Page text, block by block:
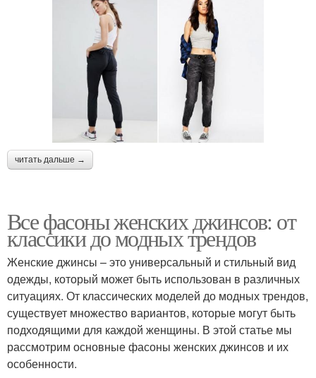
читать дальше →
Все фасоны женских джинсов: от
классики до модных трендов
Женские джинсы – это универсальный и стильный вид
одежды, который может быть использован в различных
ситуациях. От классических моделей до модных трендов,
существует множество вариантов, которые могут быть
подходящими для каждой женщины. В этой статье мы
рассмотрим основные фасоны женских джинсов и их
особенности.